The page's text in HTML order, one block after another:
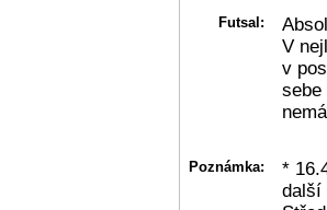
Futsal:
V
v
sebe
Poznámka:
*
další